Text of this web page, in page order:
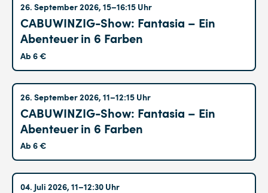
26. September 2026, 15–16:15 Uhr
CABUWINZIG-Show: Fantasia – Ein
Abenteuer in 6 Farben
Ab 6 €
26. September 2026, 11–12:15 Uhr
CABUWINZIG-Show: Fantasia – Ein
Abenteuer in 6 Farben
Ab 6 €
04. Juli 2026, 11–12:30 Uhr